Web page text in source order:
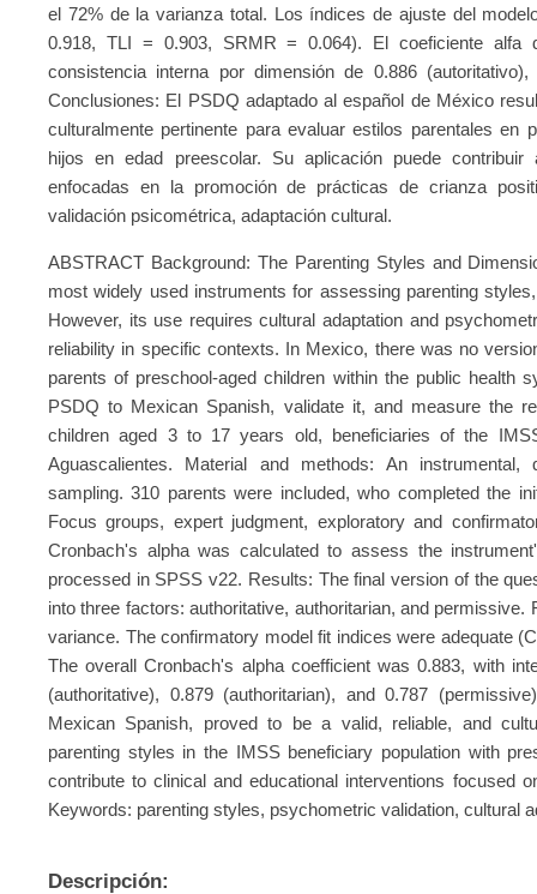
el 72% de la varianza total. Los índices de ajuste del
0.918, TLI = 0.903, SRMR = 0.064). El coeficiente alfa
consistencia interna por dimensión de 0.886
Conclusiones: El PSDQ adaptado al español de México
culturalmente pertinente para evaluar estilos parentales en
hijos en edad preescolar. Su aplicación puede
enfocadas en la promoción de prácticas de crianza
validación psicométrica, adaptación cultural.
ABSTRACT Background: The Parenting Styles and
most widely used instruments for assessing parenting
However, its use requires cultural adaptation and
reliability in specific contexts. In Mexico, there was no
parents of preschool-aged children within the public health
PSDQ to Mexican Spanish, validate it, and measure the
children aged 3 to 17 years old, beneficiaries of the
Aguascalientes. Material and methods: An
sampling. 310 parents were included, who completed the
Focus groups, expert judgment, exploratory and
Cronbach's alpha was calculated to assess the
processed in SPSS v22. Results: The final version of the
into three factors: authoritative, authoritarian, and
variance. The confirmatory model fit indices were adequate
The overall Cronbach's alpha coefficient was 0.883, with
(authoritative), 0.879 (authoritarian), and 0.787
Mexican Spanish, proved to be a valid, reliable, and
parenting styles in the IMSS beneficiary population with
contribute to clinical and educational interventions focused
Keywords: parenting styles, psychometric validation, cultural
Descripción: